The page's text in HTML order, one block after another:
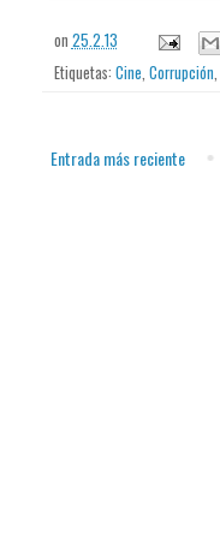
on 25.2.13
Etiquetas: Cine, Corrupción,
Entrada más reciente